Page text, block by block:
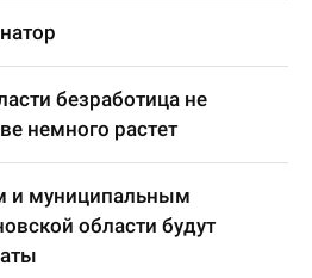
безработица не
немного растет
и муниципальным
области будут